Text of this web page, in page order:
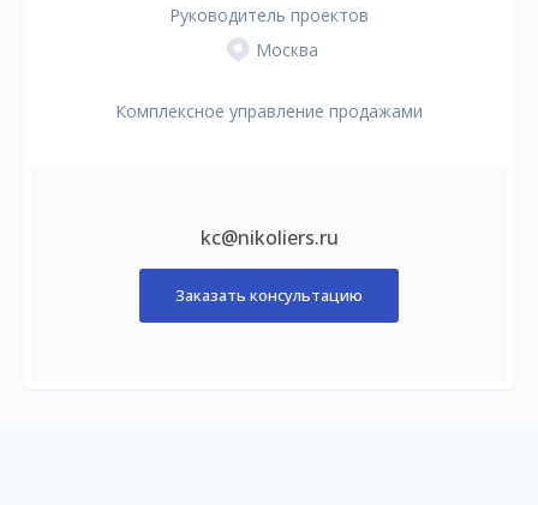
Руководитель проектов
Москва
Комплексное управление продажами
kc@nikoliers.ru
Заказать консультацию